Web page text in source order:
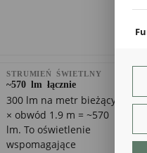
STRUMIEŃ ŚWIETLNY
~570 lm łącznie
300 lm na metr bieżący
× obwód 1.9 m = ~570
lm. To oświetlenie
wspomagające